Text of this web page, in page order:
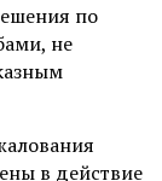
по
не
в действие